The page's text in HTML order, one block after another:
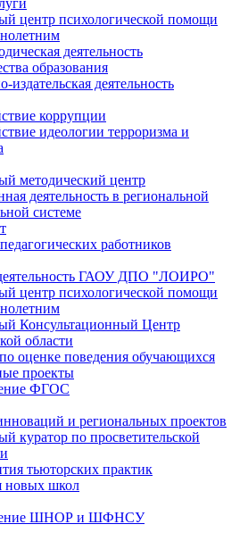
центр психологической помощи
деятельность
образования
издательская деятельность
коррупции
идеологии терроризма и
методический центр
деятельность в региональной
системе
работников
ГАОУ ДПО "ЛОИРО"
центр психологической помощи
Консультационный Центр
области
оценке поведения обучающихся
проекты
ФГОС
и региональных проектов
куратор по просветительской
тьюторских практик
новых школ
ШНОР и ШФНСУ